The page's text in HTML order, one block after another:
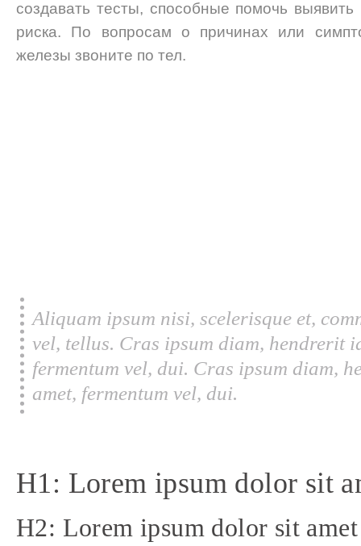
создавать тесты, способные помочь
риска. По вопросам о причинах или
железы звоните по тел.
Aliquam ipsum nisi, scelerisque et,
vel, tellus. Cras ipsum diam, hendrerit
fermentum vel, dui. Cras ipsum diam,
amet, fermentum vel, dui.
H1: Lorem ipsum dolor sit
H2: Lorem ipsum dolor sit amet